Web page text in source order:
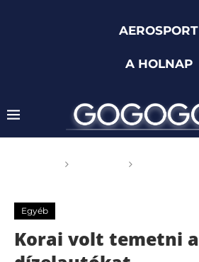
AEROSPORT
A HOLNAP
Egyéb
Korai volt temetni a